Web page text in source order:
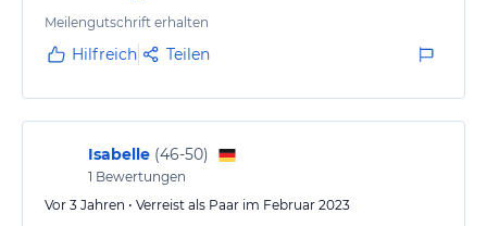
Meilengutschrift erhalten
Hilfreich Teilen
Isabelle (46-50)
1 Bewertungen
Vor 3 Jahren • Verreist als Paar im Februar 2023